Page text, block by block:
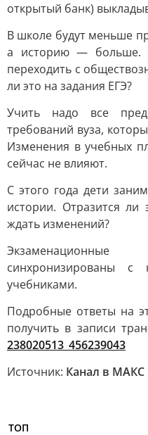
открытый банк)
В школе будут меньше
а историю — больше.
переходить с
ли это на задания ЕГЭ?
Учить надо все
требований вуза,
Изменения в учебных
сейчас не влияют.
С этого года дети
истории. Отразится ли
ждать изменений?
синхронизированы с
учебниками.
Подробные ответы на
получить в записи
238020513_456239043
Источник: Канал в МАКС
ТОП